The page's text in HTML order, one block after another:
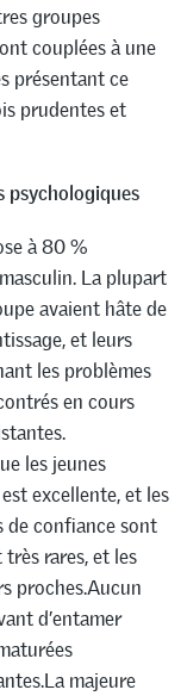
groupes
couplées à une
présentant ce
prudentes et
psychologiques
à 80 %
La plupart
avaient hâte de
et leurs
les problèmes
en cours
les jeunes
excellente, et les
de confiance sont
rares, et les
proches.Aucun
d’entamer
majeure